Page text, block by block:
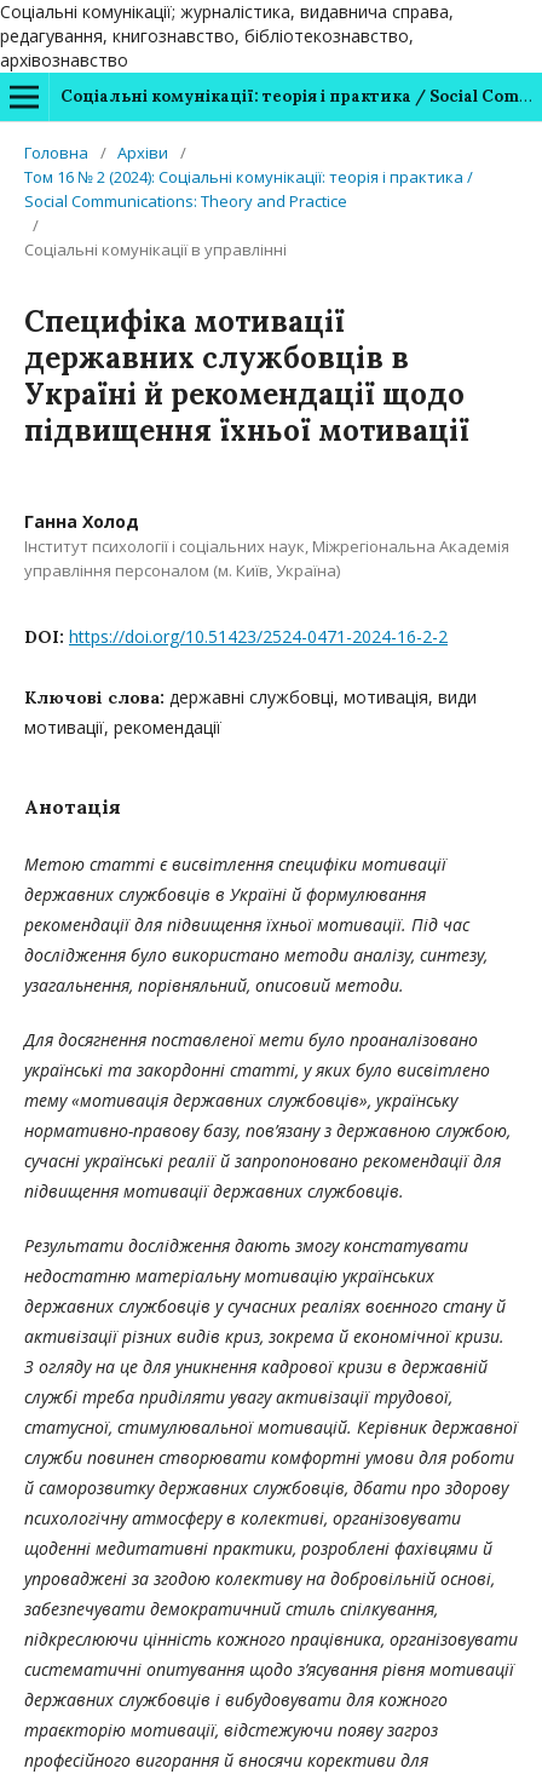
Соціальні комунікації; журналістика, видавнича справа,
редагування, книгознавство, бібліотекознавство,
архівознавство
Соціальні комунікації: теорія і практика / Social Communications: Theory and Practice
Головна / Архіви
/
Том 16 № 2 (2024): Соціальні комунікації: теорія і практика /
Soсial Communications: Theory and Practice
/
Соціальні комунікації в управлінні
Специфіка мотивації
державних службовців в
Україні й рекомендації щодо
підвищення їхньої мотивації
Ганна Холод
Інститут психології і соціальних наук, Міжрегіональна Академія
управління персоналом (м. Київ, Україна)
DOI: https://doi.org/10.51423/2524-0471-2024-16-2-2
Ключові слова: державні службовці, мотивація, види
мотивації, рекомендації
Анотація
Метою статті є висвітлення специфіки мотивації
державних службовців в Україні й формулювання
рекомендації для підвищення їхньої мотивації. Під час
дослідження було використано методи аналізу, синтезу,
узагальнення, порівняльний, описовий методи.
Для досягнення поставленої мети було проаналізовано
українські та закордонні статті, у яких було висвітлено
тему «мотивація державних службовців», українську
нормативно-правову базу, пов’язану з державною службою,
сучасні українські реалії й запропоновано рекомендації для
підвищення мотивації державних службовців.
Результати дослідження дають змогу констатувати
недостатню матеріальну мотивацію українських
державних службовців у сучасних реаліях воєнного стану й
активізації різних видів криз, зокрема й економічної кризи.
З огляду на це для уникнення кадрової кризи в державній
службі треба приділяти увагу активізації трудової,
статусної, стимулювальної мотивацій. Керівник державної
служби повинен створювати комфортні умови для роботи
й саморозвитку державних службовців, дбати про здорову
психологічну атмосферу в колективі, організовувати
щоденні медитативні практики, розроблені фахівцями й
упроваджені за згодою колективу на добровільній основі,
забезпечувати демократичний стиль спілкування,
підкреслюючи цінність кожного працівника, організовувати
систематичні опитування щодо з’ясування рівня мотивації
державних службовців і вибудовувати для кожного
траєкторію мотивації, відстежуючи появу загроз
професійного вигорання й вносячи корективи для